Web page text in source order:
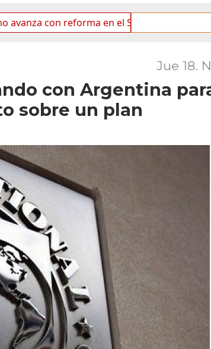
reforma en el Senado
Jue 18.
con Argentina
sobre un plan